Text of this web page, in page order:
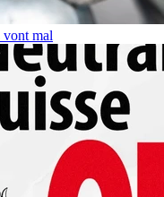
vont mal